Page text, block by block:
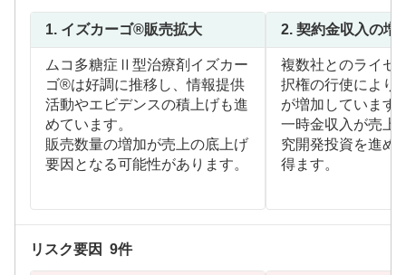
1. イズカーゴ®販売拡大
ムコ多糖症Ⅱ型治療剤イズカー
ゴ®は好調に推移し、情報提供
活動やエビデンスの積上げも進
めています。
販売数量の増加が売上の底上げ
要因となる可能性があります。
2. 契約金収入の増
複数社とのライセ
択権の行使により
が増加しています
一時金収入が売上
究開発投資を進め
得ます。
リスク要因 9件